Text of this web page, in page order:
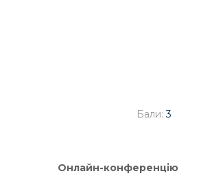
Бали:3
Онлайн-